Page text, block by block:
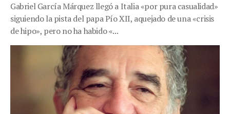
Gabriel García Márquez llegó a Italia «por pura casualidad»
siguiendo la pista del papa Pío XII, aquejado de una «crisis
de hipo», pero no ha habido «...